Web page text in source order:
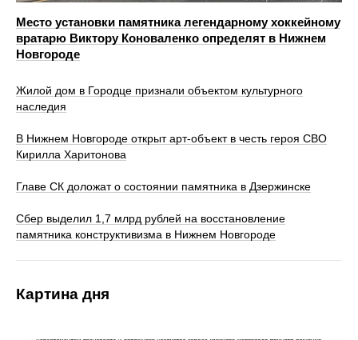
Место установки памятника легендарному хоккейному
вратарю Виктору Коноваленко определят в Нижнем
Новгороде
Жилой дом в Городце признали объектом культурного
наследия
В Нижнем Новгороде открыт арт-объект в честь героя СВО
Кирилла Харитонова
Главе СК доложат о состоянии памятника в Дзержинске
Сбер выделил 1,7 млрд рублей на восстановление
памятника конструктивизма в Нижнем Новгороде
Картина дня